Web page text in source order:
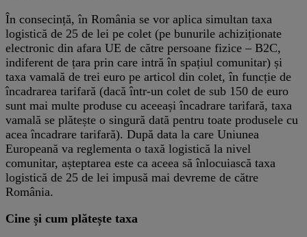
În consecință, în România se vor aplica simultan taxa
logistică de 25 de lei pe colet (pe bunurile achiziționate
electronic din afara UE de către persoane fizice – B2C,
indiferent de țara prin care intră în spațiul comunitar) și
taxa vamală de trei euro pe articol din colet, în funcție de
încadrarea tarifară (dacă într-un colet de sub 150 de euro
sunt mai multe produse cu aceeași încadrare tarifară, taxa
vamală se plătește o singură dată pentru toate produsele cu
acea încadrare tarifară). După data la care Uniunea
Europeană va reglementa o taxă logistică la nivel
comunitar, așteptarea este ca aceea să înlocuiască taxa
logistică de 25 de lei impusă mai devreme de către
România.
Cine și cum plătește taxa